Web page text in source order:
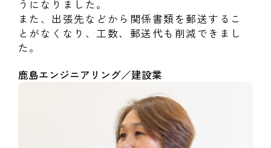
うになりました。
また、出張先などから関係書類を郵送するこ
とがなくなり、工数、郵送代も削減できまし
た。
鹿島エンジニアリング／建設業